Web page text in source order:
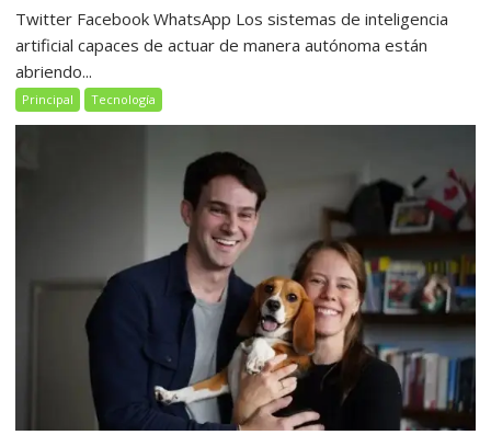
Twitter Facebook WhatsApp Los sistemas de inteligencia
artificial capaces de actuar de manera autónoma están
abriendo...
Principal Tecnología